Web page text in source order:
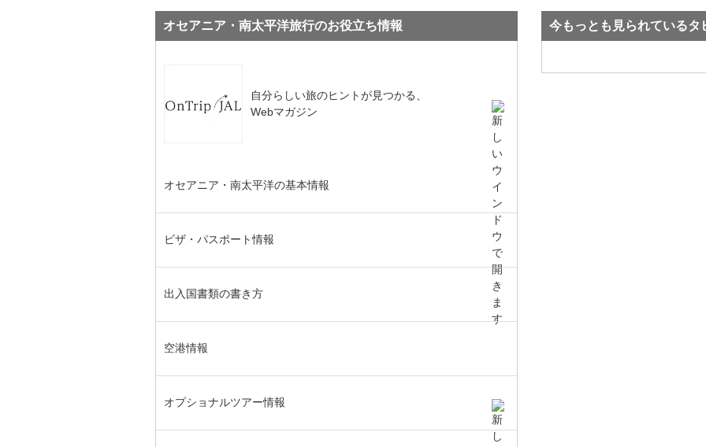
オセアニア・南太平洋旅行のお役立ち情報
自分らしい旅のヒントが見つかる、
Webマガジン
オセアニア・南太平洋の基本情報
ビザ・パスポート情報
出入国書類の書き方
空港情報
オプショナルツアー情報
今もっとも見られているタ